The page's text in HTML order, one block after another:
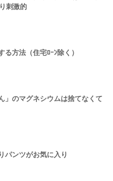
刺激的
る方法（住宅ﾛｰﾝ除く）
」のマグネシウムは捨てなくて
パンツがお気に入り